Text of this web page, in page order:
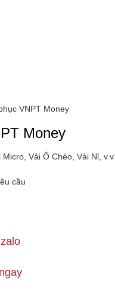
VNPT Money
Money
Micro, Vải Ô Chéo, Vải Nỉ, v.v
cầu